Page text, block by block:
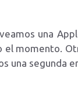
una
momento.
una segunda